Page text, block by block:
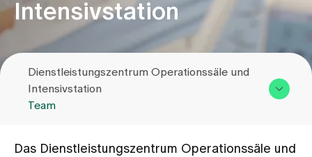
Über uns
Intensivstation
Dienstleistungszentrum Operationssäle und
Intensivstation
Team
Übersicht & Leistungen
Das Dienstleistungszentrum Operationssäle und